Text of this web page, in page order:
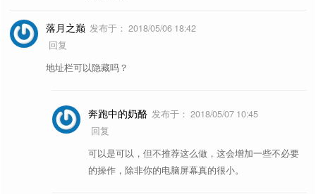
落月之巅 发布于： 2018/05/06 18:42
回复
地址栏可以隐藏吗？
奔跑中的奶酪 发布于： 2018/05/07 10:45
回复
可以是可以，但不推荐这么做，这会增加一些不必要
的操作，除非你的电脑屏幕真的很小。